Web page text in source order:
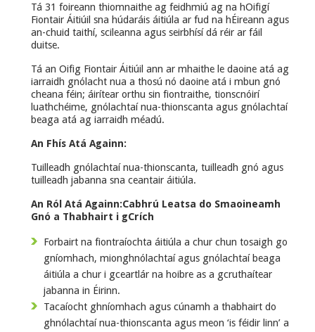
Tá 31 foireann thiomnaithe ag feidhmiú ag na hOifigí
Fiontair Áitiúil sna húdaráis áitiúla ar fud na hÉireann agus
an-chuid taithí, scileanna agus seirbhísí dá réir ar fáil
duitse.
Tá an Oifig Fiontair Áitiúil ann ar mhaithe le daoine atá ag
iarraidh gnólacht nua a thosú nó daoine atá i mbun gnó
cheana féin; áirítear orthu sin fiontraithe, tionscnóirí
luathchéime, gnólachtaí nua-thionscanta agus gnólachtaí
beaga atá ag iarraidh méadú.
An Fhís Atá Againn:
Tuilleadh gnólachtaí nua-thionscanta, tuilleadh gnó agus
tuilleadh jabanna sna ceantair áitiúla.
An Ról Atá Againn:Cabhrú Leatsa do Smaoineamh
Gnó a Thabhairt i gCrích
Forbairt na fiontraíochta áitiúla a chur chun tosaigh go
gníomhach, mionghnólachtaí agus gnólachtaí beaga
áitiúla a chur i gceartlár na hoibre as a gcruthaítear
jabanna in Éirinn.
Tacaíocht ghníomhach agus cúnamh a thabhairt do
ghnólachtaí nua-thionscanta agus meon ‘is féidir linn’ a